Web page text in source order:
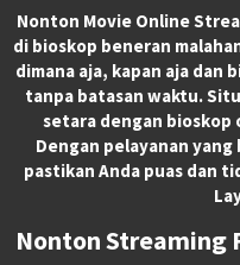
Nonton Movie Online
di bioskop beneran
dimana aja, kapan aja dan
tanpa batasan waktu.
setara dengan bioskop
Dengan pelayanan
pastikan Anda puas dan
Nonton Streaming